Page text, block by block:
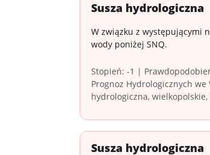
Susza hydrologiczna
W związku z występującymi
wody poniżej SNQ.
Stopień: -1 |
Prognoz Hydrologicznych
hydrologiczna,
Susza hydrologiczna